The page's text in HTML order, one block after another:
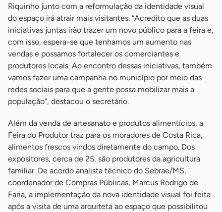
Riquinho junto com a reformulação da identidade visual
do espaço irá atrair mais visitantes. “Acredito que as duas
iniciativas juntas irão trazer um novo público para a feira e,
com isso, espera-se que tenhamos um aumento nas
vendas e possamos fortalecer os comerciantes e
produtores locais. Ao encontro dessas iniciativas, também
vamos fazer uma campanha no município por meio das
redes sociais para que a gente possa mobilizar mais a
população”, destacou o secretário.
Além da venda de artesanato e produtos alimentícios, a
Feira do Produtor traz para os moradores de Costa Rica,
alimentos frescos vindos diretamente do campo. Dos
expositores, cerca de 25, são produtores da agricultura
familiar. De acordo analista técnico do Sebrae/MS,
coordenador de Compras Públicas, Marcus Rodrigo de
Faria, a implementação da nova identidade visual foi feita
após a visita de uma arquiteta ao espaço que possibilitou